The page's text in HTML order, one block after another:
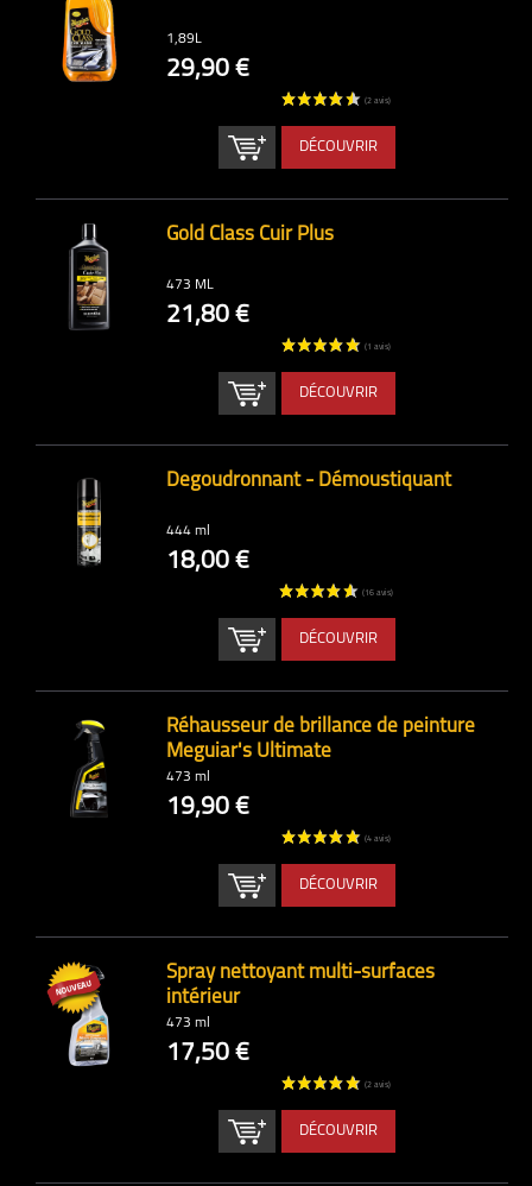
1,89L
29,90 €
DÉCOUVRIR
Gold Class Cuir Plus
473 ML
21,80 €
DÉCOUVRIR
Degoudronnant - Démoustiquant
444 ml
18,00 €
DÉCOUVRIR
Réhausseur de brillance de peinture
Meguiar's Ultimate
473 ml
19,90 €
DÉCOUVRIR
Spray nettoyant multi-surfaces
intérieur
473 ml
17,50 €
DÉCOUVRIR